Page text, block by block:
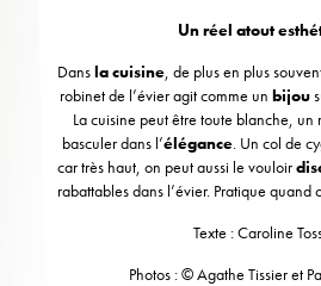
Un réel atout
Dansla cuisine, de plus en plus
robinet de l’évier agit comme un bijou
La cuisine peut être toute blanche, un
basculer dans l’élégance. Un col de
car très haut, on peut aussi le vouloir
rabattables dans l’évier. Pratique quand
Texte : Caroline
Photos : © Agathe Tissier et